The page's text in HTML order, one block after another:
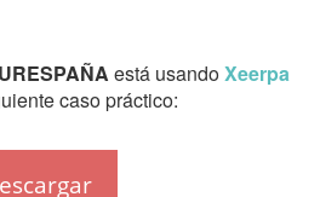
está usandoXeerpa
caso práctico: